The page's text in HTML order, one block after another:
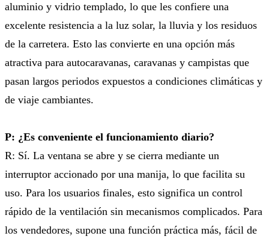
aluminio y vidrio templado, lo que les confiere una
excelente resistencia a la luz solar, la lluvia y los residuos
de la carretera. Esto las convierte en una opción más
atractiva para autocaravanas, caravanas y campistas que
pasan largos periodos expuestos a condiciones climáticas y
de viaje cambiantes.
P: ¿Es conveniente el funcionamiento diario?
R: Sí. La ventana se abre y se cierra mediante un
interruptor accionado por una manija, lo que facilita su
uso. Para los usuarios finales, esto significa un control
rápido de la ventilación sin mecanismos complicados. Para
los vendedores, supone una función práctica más, fácil de